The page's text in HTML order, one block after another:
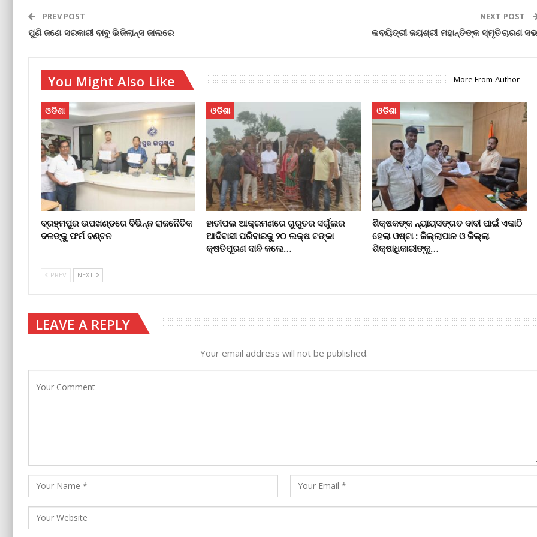
PREV POST
ପୁଣି ଜଣେ ସରକାରୀ ବାବୁ ଭିଜିଲାନ୍ସ ଜାଲରେ
NEXT POST
କବୟିତ୍ରୀ ଜୟଶ୍ରୀ ମହାନ୍ତିଙ୍କ ସ୍ମୃତିଚାରଣ
You Might Also Like More From Author
ଓଡିଶା
ବ୍ରହ୍ମପୁର ଉପଖଣ୍ଡରେ ବିଭିନ୍ନ ରାଜନୈତିକ
ଦଳଙ୍କୁ ଫର୍ମ ବଣ୍ଟନ
ଓଡିଶା
ହାତୀପଲ ଆକ୍ରମଣରେ ଗୁରୁତର ସର୍ଗୁଲର
ଆଦିବାସୀ ପରିବାରକୁ ୨୦ ଲକ୍ଷ ଟଙ୍କା
କ୍ଷତିପୂରଣ ଦାବି କଲେ…
ଓଡିଶା
ଶିକ୍ଷକଙ୍କ ନ୍ୟାୟସଙ୍ଗତ ଦାବୀ ପାଇଁ ଏକାଠି
ହେଲା ଓଷ୍ଟା : ଜିଲ୍ଲାପାଳ ଓ ଜିଲ୍ଲା
ଶିକ୍ଷାଧିକାରୀଙ୍କୁ…
PREV NEXT
LEAVE A REPLY
Your email address will not be published.